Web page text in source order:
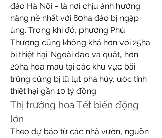
đào Hà Nội – là nơi chịu ảnh hưởng
nặng nề nhất với 80ha đào bị ngập
úng. Trong khi đó, phường Phú
Thượng cũng không khá hơn với 25ha
bị thiệt hại. Ngoài đào và quất, hơn
20ha hoa màu tại các khu vực bãi
trũng cũng bị lũ lụt phá hủy, ước tính
thiệt hại gần 10 tỷ đồng.
Thị trường hoa Tết biến động
lớn
Theo dự báo từ các nhà vườn, nguồn